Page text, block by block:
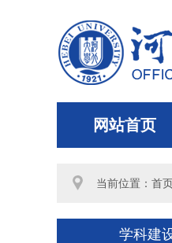
网站首页
当前位置： 首
学科建